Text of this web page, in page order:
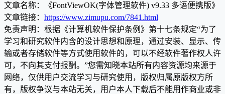
文章名称：《FontViewOK(字体管理软件) v9.33 多语便携版》
文章链接： https://www.zimupu.com/7841.html
免责声明：根据《计算机软件保护条例》第十七条规定“为了
学习和研究软件内含的设计思想和原理，通过安装、显示、传
输或者存储软件等方式使用软件的，可以不经软件著作权人许
可，不向其支付报酬。”您需知晓本站所有内容资源均来源于
网络，仅供用户交流学习与研究使用，版权归属原版权方所
有，版权争议与本站无关，用户本人下载后不能用作商业或非